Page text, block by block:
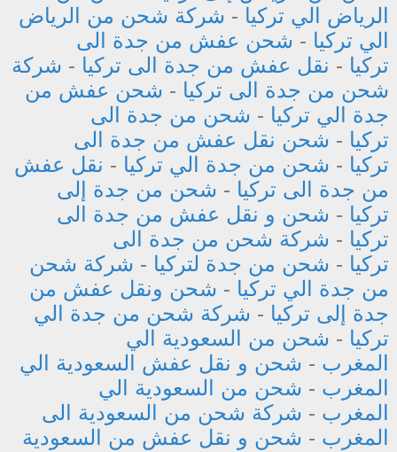
الرياض الي تركيا - شركة شحن من الرياض
الي تركيا - شحن عفش من جدة الى
تركيا - نقل عفش من جدة الى تركيا - شركة
شحن من جدة الى تركيا - شحن عفش من
جدة الي تركيا - شحن من جدة الى
تركيا - شحن نقل عفش من جدة الى
تركيا - شحن من جدة الي تركيا - نقل عفش
من جدة الى تركيا - شحن من جدة إلى
تركيا - شحن و نقل عفش من جدة الى
تركيا - شركة شحن من جدة الى
تركيا - شحن من جدة لتركيا - شركة شحن
من جدة الي تركيا - شحن ونقل عفش من
جدة إلى تركيا - شركة شحن من جدة الي
تركيا - شحن من السعودية الي
المغرب - شحن و نقل عفش السعودية الي
المغرب - شحن من السعودية الي
المغرب - شركة شحن من السعودية الى
المغرب - شحن و نقل عفش من السعودية